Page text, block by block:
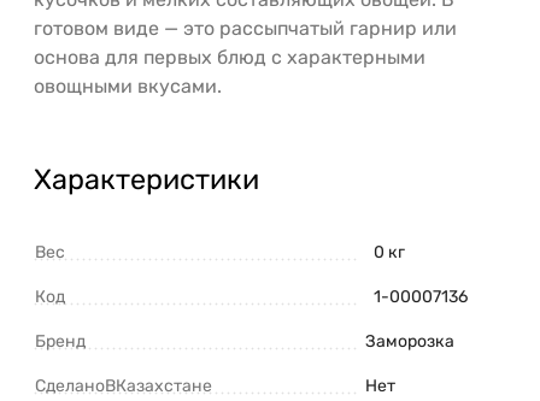
готовом виде — это рассыпчатый гарнир или
основа для первых блюд с характерными
овощными вкусами.
Характеристики
Вес 0 кг
Код 1-00007136
Бренд Заморозка
СделаноВКазахстане Нет